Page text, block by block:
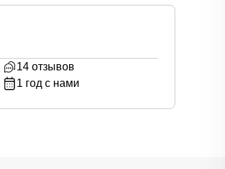
14 отзывов
1 год с нами